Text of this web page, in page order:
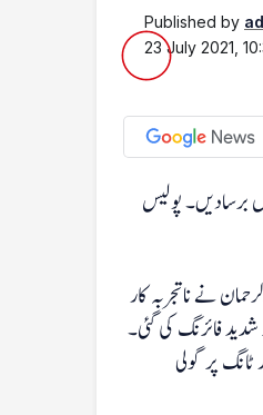
Published by
23 July 2021,
برسادیں۔ پولیس
الرحمان نے ناتجربہ کار
شدید فائرنگ کی گئی۔
ٹانگ پر گولی